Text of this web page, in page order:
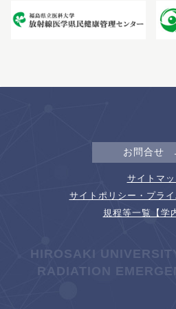
お問合せ
サイトマ
サイトポリシー・プラ
規程等一覧【学
HIROSAKI
RADIATION